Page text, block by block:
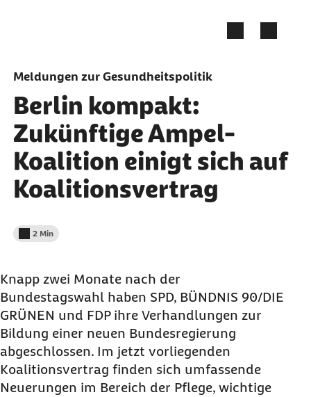
Meldungen zur Gesundheitspolitik
Berlin kompakt:
Zukünftige Ampel-
Koalition einigt sich auf
Koalitionsvertrag
Lesedauer weniger als
2 Min
Knapp zwei Monate nach der
Bundestagswahl haben SPD, BÜNDNIS 90/DIE
GRÜNEN und FDP ihre Verhandlungen zur
Bildung einer neuen Bundesregierung
abgeschlossen. Im jetzt vorliegenden
Koalitionsvertrag finden sich umfassende
Neuerungen im Bereich der Pflege, wichtige